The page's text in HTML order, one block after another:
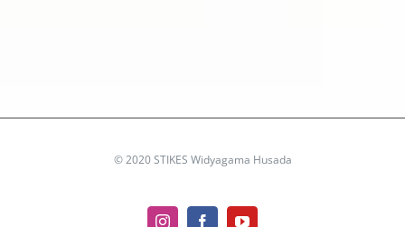
© 2020 STIKES Widyagama Husada